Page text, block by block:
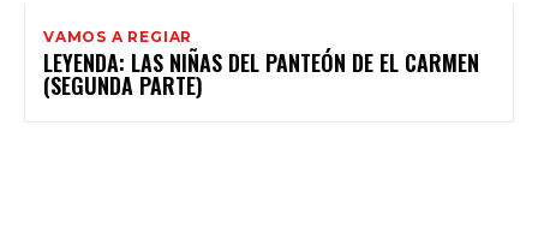
VAMOS A REGIAR
LEYENDA: LAS NIÑAS DEL PANTEÓN DE EL CARMEN
(SEGUNDA PARTE)